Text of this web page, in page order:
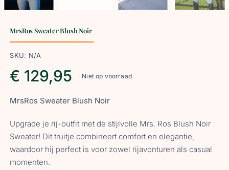
MrsRos Sweater Blush Noir
SKU: N/A
€ 129,95 Niet op voorraad
MrsRos Sweater Blush Noir
Upgrade je rij-outfit met de stijlvolle Mrs. Ros Blush Noir
Sweater! Dit truitje combineert comfort en elegantie,
waardoor hij perfect is voor zowel rijavonturen als casual
momenten.